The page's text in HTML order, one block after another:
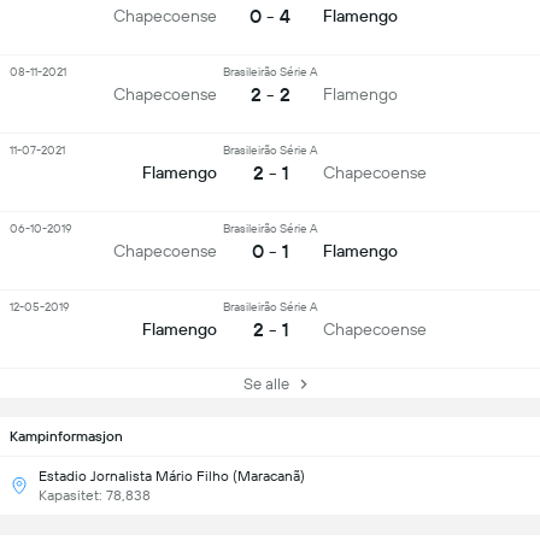
Kampinformasjon
Estadio Jornalista Mário Filho (Maracanã)
Kapasitet: 78,838
Chapecoense 0 - 4 Flamengo
Chapecoense
Brasileirão Série A
2 - 2 Flamengo
08-11-2021
Flamengo
Brasileirão Série A
2 - 1 Chapecoense
11-07-2021
Chapecoense
Brasileirão Série A
0 - 1 Flamengo
06-10-2019
Flamengo
Brasileirão Série A
2 - 1 Chapecoense
12-05-2019
Se alle